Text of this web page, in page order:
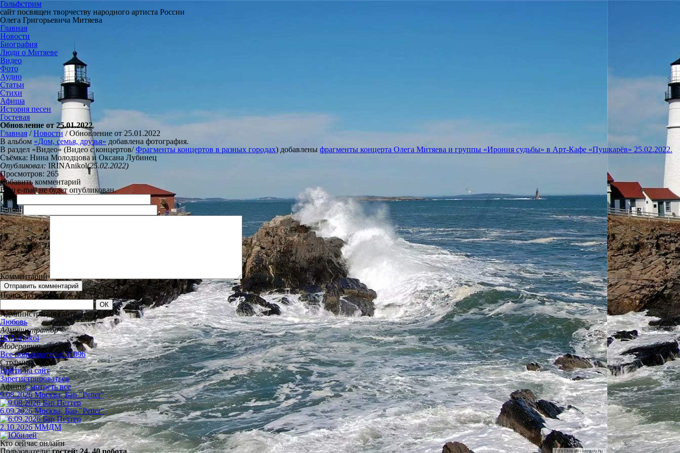
Гольфстрим
сайт посвящен творчеству народного артиста России
Олега Григорьевича Митяева
Главная
Новости
Биография
Люди о Митяеве
Видео
Фото
Аудио
Статьи
Стихи
Афиша
История песен
Гостевая
Обновление от 25.01.2022
Главная /Новости /Обновление от 25.01.2022
В альбом «Дом, семья, друзья» добавлена фотография.
В раздел «Видео» (Видео с концертов/Фрагменты концертов в разных городах) добавлены фрагменты концерта Олега Митяева и группы «Ирония судьбы» в Арт-Кафе «Пушкарёв» 25.02.2022.
Съёмка: Нина Молодцова и Оксана Лубинец
Опубликовал: IRINAnikol(25.02.2022)
Просмотров: 265
Добавить комментарий
Ваш e-mail не будет опубликован.
Имя
E-mail
Комментарий
Поиск по сайту
Администрация сайта
Любовь
Администратор
IRINAnikol
Модератор
Все пользователи: 31096
Страница входа
Войти на сайт
Зарегистрироваться
АфишаСмотреть все
9.08.2026 Москва, Бар "Petter"
6.09.2026 Москва, Бар "Petter"
2.10.2026 ММДМ
Кто сейчас онлайн
Пользователи:гостей: 24, 40 робота